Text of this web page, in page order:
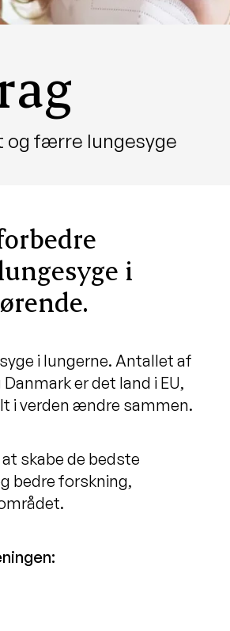
og færre lungesyge
i
i lungerne. Antallet af
er det land i EU,
i verden ændre sammen.
skabe de bedste
bedre forskning,